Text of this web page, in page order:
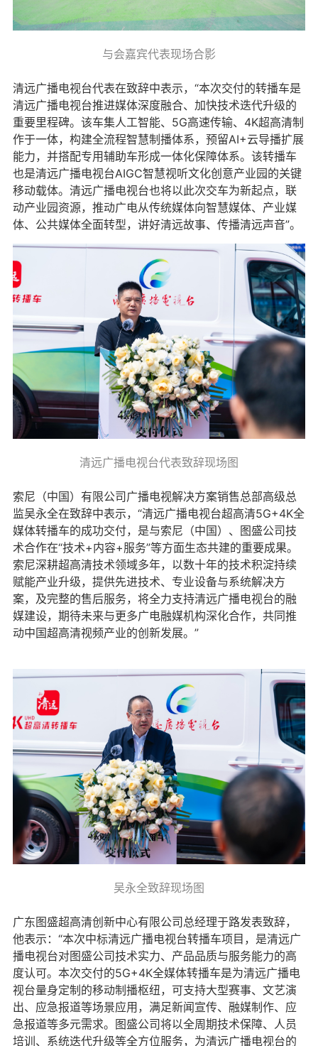
与会嘉宾代表现场合影
清远广播电视台代表在致辞中表示，“本次交付的转播车是
清远广播电视台推进媒体深度融合、加快技术迭代升级的
重要里程碑。该车集人工智能、5G高速传输、4K超高清制
作于一体，构建全流程智慧制播体系，预留AI+云导播扩展
能力，并搭配专用辅助车形成一体化保障体系。该转播车
也是清远广播电视台AIGC智慧视听文化创意产业园的关键
移动载体。清远广播电视台也将以此次交车为新起点，联
动产业园资源，推动广电从传统媒体向智慧媒体、产业媒
体、公共媒体全面转型，讲好清远故事、传播清远声音”。
清远广播电视台代表致辞现场图
索尼（中国）有限公司广播电视解决方案销售总部高级总
监吴永全在致辞中表示，“清远广播电视台超高清5G+4K全
媒体转播车的成功交付，是与索尼（中国）、图盛公司技
术合作在“技术+内容+服务”等方面生态共建的重要成果。
索尼深耕超高清技术领域多年，以数十年的技术积淀持续
赋能产业升级，提供先进技术、专业设备与系统解决方
案，及完整的售后服务，将全力支持清远广播电视台的融
媒建设，期待未来与更多广电融媒机构深化合作，共同推
动中国超高清视频产业的创新发展。”
吴永全致辞现场图
广东图盛超高清创新中心有限公司总经理于路发表致辞，
他表示：“本次中标清远广播电视台转播车项目，是清远广
播电视台对图盛公司技术实力、产品品质与服务能力的高
度认可。本次交付的5G+4K全媒体转播车是为清远广播电
视台量身定制的移动制播枢纽，可支持大型赛事、文艺演
出、应急报道等场景应用，满足新闻宣传、融媒制作、应
急报道等多元需求。图盛公司将以全周期技术保障、人员
培训、系统迭代升级等全方位服务，为清远广播电视台的